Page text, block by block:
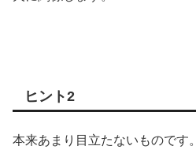
ヒント2
本来あまり目立たないものです。